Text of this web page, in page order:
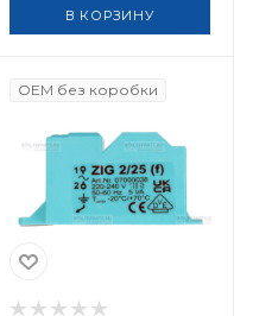
В КОРЗИНУ
OEM без коробки